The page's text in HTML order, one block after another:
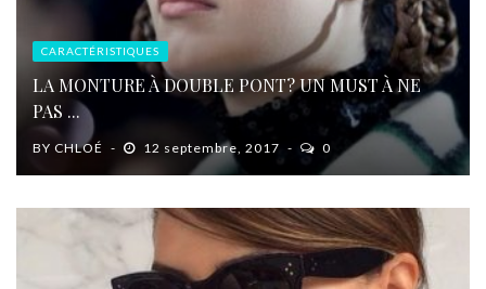
CARACTÉRISTIQUES
LA MONTURE À DOUBLE PONT? UN MUST À NE
PAS ...
BY CHLOÉ 12 septembre, 2017 0